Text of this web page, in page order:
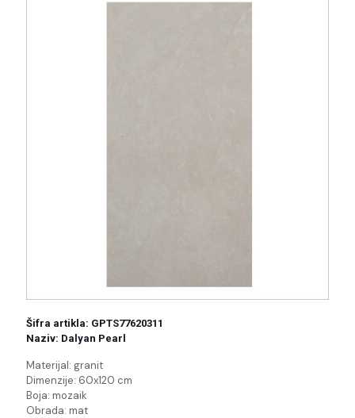
Šifra artikla: GPTS77620311
Naziv: Dalyan Pearl
Materijal: granit
Dimenzije: 60x120 cm
Boja: mozaik
Obrada: mat